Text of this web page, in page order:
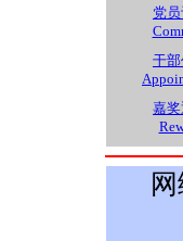
党
干
嘉